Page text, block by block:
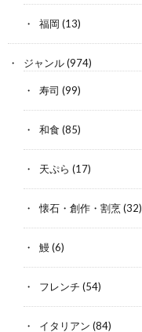
福岡 (13)
ジャンル(974)
寿司 (99)
和食 (85)
天ぷら (17)
懐石・創作・割烹(32)
鰻(6)
フレンチ (54)
イタリアン (84)